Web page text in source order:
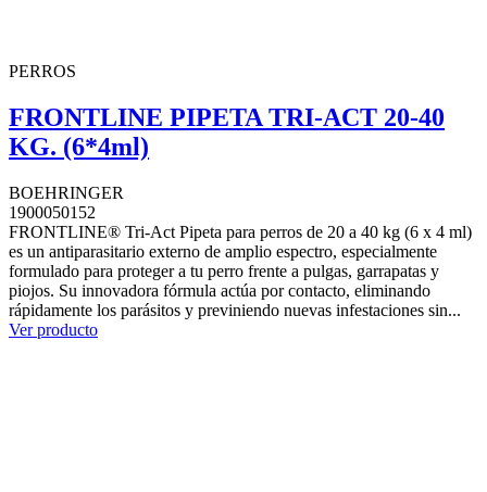
PERROS
FRONTLINE PIPETA TRI-ACT 20-40
KG. (6*4ml)
BOEHRINGER
1900050152
FRONTLINE® Tri-Act Pipeta para perros de 20 a 40 kg (6 x 4 ml)
es un antiparasitario externo de amplio espectro, especialmente
formulado para proteger a tu perro frente a pulgas, garrapatas y
piojos. Su innovadora fórmula actúa por contacto, eliminando
rápidamente los parásitos y previniendo nuevas infestaciones sin...
Ver producto